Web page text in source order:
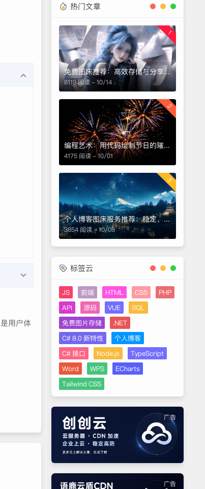
用户体
热门文章
1
免费图床推荐：高效存储与分享图片的优选平台
8119 阅读 - 10/14
2
编程艺术：用代码绘制节日的璀璨烟花
4175 阅读 - 10/01
3
个人博客图床服务推荐：稳定、快速、低成本的理想选择
3854 阅读 - 10/08
标签云
JS 前端 HTML CSS
PHP
API
源码 VUE
SQL
免费图片存储
.NET
C# 8.0 新特性
个人博客
C# 接口
Node.js
TypeScript
Word
WPS
ECharts
Tailwind CSS
广告
广告